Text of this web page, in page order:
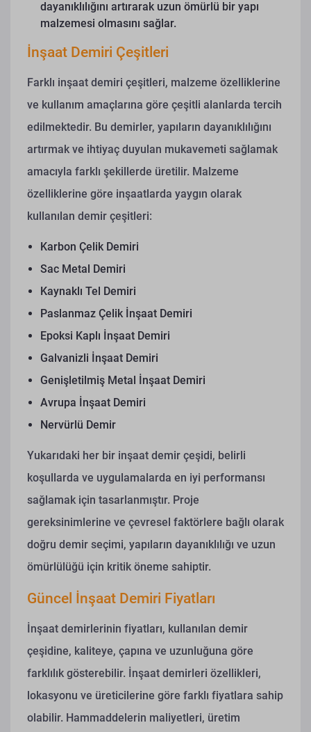
dayanıklılığını artırarak uzun ömürlü bir yapı
malzemesi olmasını sağlar.
İnşaat Demiri Çeşitleri
Farklı inşaat demiri çeşitleri, malzeme özelliklerine
ve kullanım amaçlarına göre çeşitli alanlarda tercih
edilmektedir. Bu demirler, yapıların dayanıklılığını
artırmak ve ihtiyaç duyulan mukavemeti sağlamak
amacıyla farklı şekillerde üretilir. Malzeme
özelliklerine göre inşaatlarda yaygın olarak
kullanılan demir çeşitleri:
Karbon Çelik Demiri
Sac Metal Demiri
Kaynaklı Tel Demiri
Paslanmaz Çelik İnşaat Demiri
Epoksi Kaplı İnşaat Demiri
Galvanizli İnşaat Demiri
Genişletilmiş Metal İnşaat Demiri
Avrupa İnşaat Demiri
Nervürlü Demir
Yukarıdaki her bir inşaat demir çeşidi, belirli
koşullarda ve uygulamalarda en iyi performansı
sağlamak için tasarlanmıştır. Proje
gereksinimlerine ve çevresel faktörlere bağlı olarak
doğru demir seçimi, yapıların dayanıklılığı ve uzun
ömürlülüğü için kritik öneme sahiptir.
Güncel İnşaat Demiri Fiyatları
İnşaat demirlerinin fiyatları, kullanılan demir
çeşidine, kaliteye, çapına ve uzunluğuna göre
farklılık gösterebilir. İnşaat demirleri özellikleri,
lokasyonu ve üreticilerine göre farklı fiyatlara sahip
olabilir. Hammaddelerin maliyetleri, üretim